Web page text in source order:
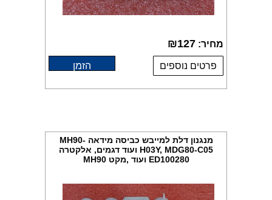
מחיר: ₪127
פרטים נוספים הזמן
מנגנון דלת למייבש כביסה מידאה MH90-
H03Y, MDG80-C05 ועוד דגמים, אלקטרה
ED100280 ועוד ,מקט MH90